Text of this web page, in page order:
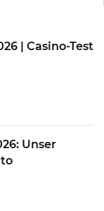
| Casino-Test
Unser